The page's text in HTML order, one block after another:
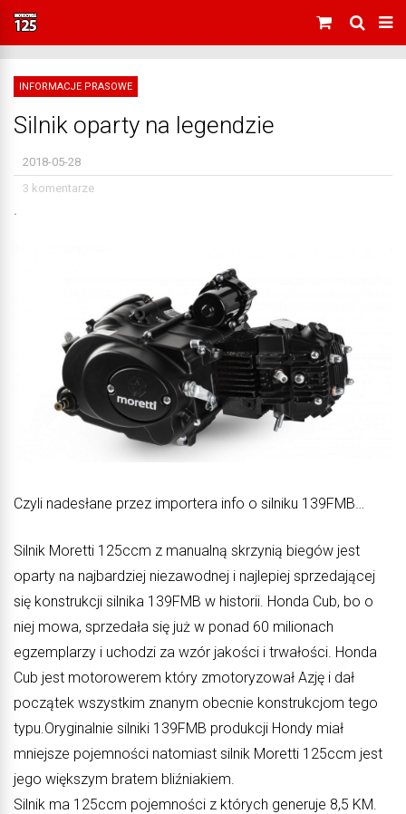
INFORMACJE PRASOWE
Silnik oparty na legendzie
2018-05-28
3 komentarze
˙
Czyli nadesłane przez importera info o silniku 139FMB…
Silnik Moretti 125ccm z manualną skrzynią biegów jest
oparty na najbardziej niezawodnej i najlepiej sprzedającej
się konstrukcji silnika 139FMB w historii. Honda Cub, bo o
niej mowa, sprzedała się już w ponad 60 milionach
egzemplarzy i uchodzi za wzór jakości i trwałości. Honda
Cub jest motorowerem który zmotoryzował Azję i dał
początek wszystkim znanym obecnie konstrukcjom tego
typu.Oryginalnie silniki 139FMB produkcji Hondy miał
mniejsze pojemności natomiast silnik Moretti 125ccm jest
jego większym bratem bliźniakiem.
Silnik ma 125ccm pojemności z których generuje 8,5 KM.